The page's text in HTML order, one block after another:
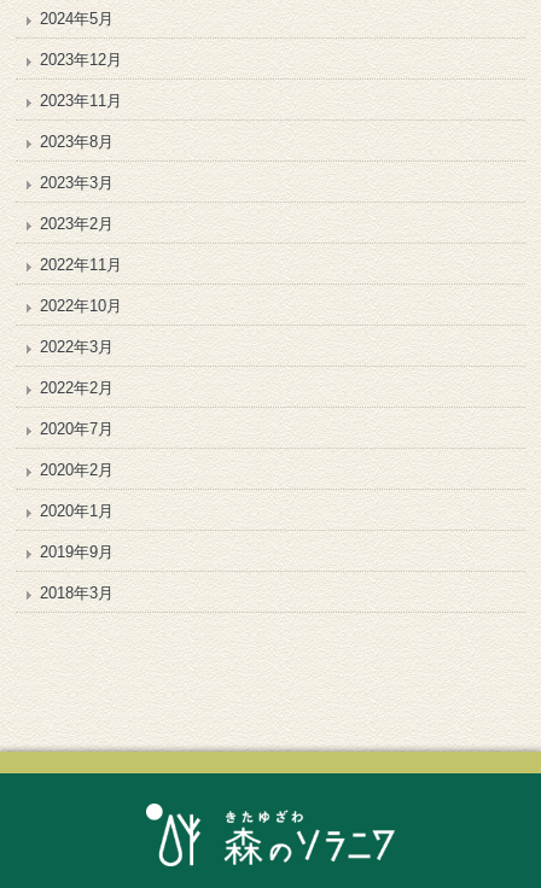
2024年5月
2023年12月
2023年11月
2023年8月
2023年3月
2023年2月
2022年11月
2022年10月
2022年3月
2022年2月
2020年7月
2020年2月
2020年1月
2019年9月
2018年3月